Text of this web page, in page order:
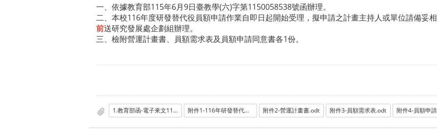
一、依據教育部115年6月9日臺教學(六)字第1150058538號函辦理。
二、本校116年度研發替代役員額申請作業自即日起開始受理，擬申請之計畫主持人或單位請備妥
前送研究發展處企劃組辦理。
三、檢附營運計畫書、員額需求表及員額申請同意書各1份。
1.教育部函-電子來文1150021579.pdf 附件1-116年研發替代役員額申請暨審查作業實施計畫.pdf 附件2-營運計畫書.odt 附件3-員額需求表.odt